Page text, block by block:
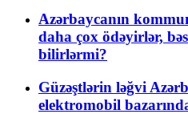
Azərbaycanın
daha çox ödəyirlər,
bilirlərmi?
Güzəştlərin ləğvi
elektromobil